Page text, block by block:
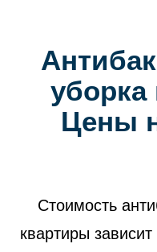
Цены
Стоимость
квартиры